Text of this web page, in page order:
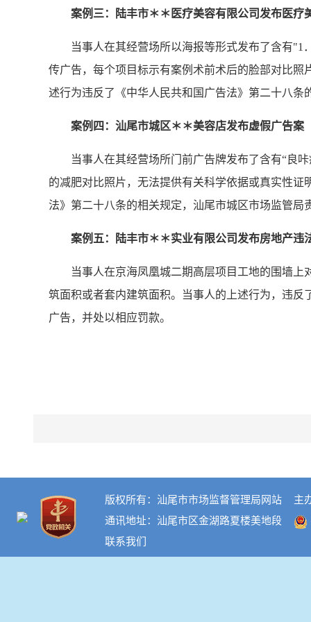
案例三：陆丰市＊＊医疗美容有限公司发布医疗
当事人在其经营场所以海报等形式发布了含有"1．
传广告，每个项目标示有案例术前术后的脸部对比
述行为违反了《中华人民共和国广告法》第二十八
案例四：汕尾市城区＊＊美容店发布虚假广告案
当事人在其经营场所门前广告牌发布了含有“良咔
的减肥对比照片，无法提供有关科学依据或真实性
法》第二十八条的相关规定，汕尾市城区市场监管
案例五：陆丰市＊＊实业有限公司发布房地产违
当事人在京海凤凰城二期高层项目工地的围墙上对
筑面积或者套内建筑面积。当事人的上述行为，违
广告，并处以相应罚款。
版权所有：汕尾市市场监督管理局网站
主
通讯地址：汕尾市区金湖路夏楼美地段
联系我们